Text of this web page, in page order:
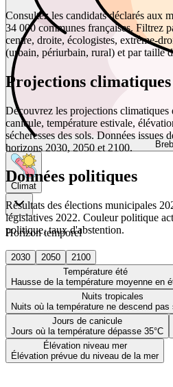
Climat
Horizon temporel
2030 2050
2100
Température été
Hausse de la température moyenne en
Nuits tropicales
Nuits où la température ne descend pas
Jours de canicule
Jours où la température dépasse 35°C
Élévation niveau mer
Élévation prévue du niveau de la mer
Consultez les candidats déclarés aux
34 000 communes françaises. Filtrez
centre, droite, écologistes, extrême-
(urbain, périurbain, rural) et par taille
Projections
Découvrez les projections climatiques
canicule, température estivale,
sécheresses des sols. Données issues
horizons 2030, 2050 et 2100.
Données politiques
Résultats des élections municipales
législatives 2022. Couleur politique
politique, taux d'abstention.